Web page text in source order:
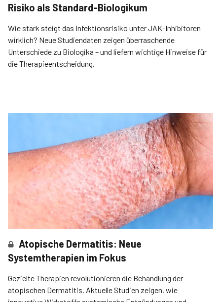
Risiko als Standard-Biologikum
Wie stark steigt das Infektionsrisiko unter JAK-Inhibitoren
wirklich? Neue Studiendaten zeigen überraschende
Unterschiede zu Biologika – und liefern wichtige Hinweise für
die Therapieentscheidung.
Atopische Dermatitis: Neue
Systemtherapien im Fokus
Gezielte Therapien revolutionieren die Behandlung der
atopischen Dermatitis. Aktuelle Studien zeigen, wie